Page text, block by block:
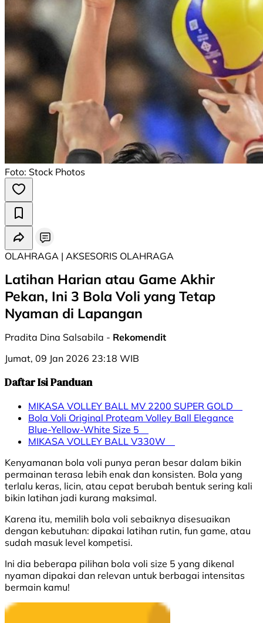
Foto: Stock Photos
OLAHRAGA | AKSESORIS OLAHRAGA
Latihan Harian atau Game Akhir
Pekan, Ini 3 Bola Voli yang Tetap
Nyaman di Lapangan
Pradita Dina Salsabila - Rekomendit
Jumat, 09 Jan 2026 23:18 WIB
Daftar Isi Panduan
MIKASA VOLLEY BALL MV 2200 SUPER GOLD
Bola Voli Original Proteam Volley Ball Elegance
Blue-Yellow-White Size 5
MIKASA VOLLEY BALL V330W
Kenyamanan bola voli punya peran besar dalam bikin
permainan terasa lebih enak dan konsisten. Bola yang
terlalu keras, licin, atau cepat berubah bentuk sering kali
bikin latihan jadi kurang maksimal.
Karena itu, memilih bola voli sebaiknya disesuaikan
dengan kebutuhan: dipakai latihan rutin, fun game, atau
sudah masuk level kompetisi.
Ini dia beberapa pilihan bola voli size 5 yang dikenal
nyaman dipakai dan relevan untuk berbagai intensitas
bermain kamu!